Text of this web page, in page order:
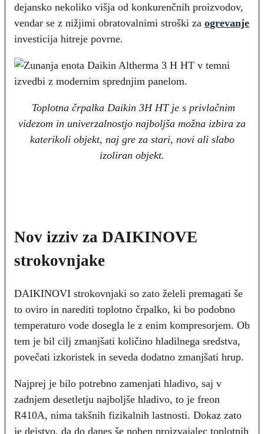
dejansko nekoliko višja od konkurenčnih proizvodov,
vendar se z nižjimi obratovalnimi stroški za ogrevanje
investicija hitreje povrne.
Toplotna črpalka Daikin 3H HT je s privlačnim
videzom in univerzalnostjo najboljša možna izbira za
katerikoli objekt, naj gre za stari, novi ali slabo
izoliran objekt.
Nov izziv za DAIKINOVE
strokovnjake
DAIKINOVI strokovnjaki so zato želeli premagati še
to oviro in narediti toplotno črpalko, ki bo podobno
temperaturo vode dosegla le z enim kompresorjem. Ob
tem je bil cilj zmanjšati količino hladilnega sredstva,
povečati izkoristek in seveda dodatno zmanjšati hrup.
Najprej je bilo potrebno zamenjati hladivo, saj v
zadnjem desetletju najboljše hladivo, to je freon
R410A, nima takšnih fizikalnih lastnosti. Dokaz zato
je dejstvo, da do danes še noben proizvajalec toplotnih